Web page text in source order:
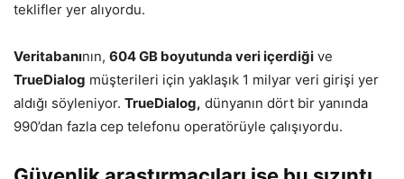
teklifler yer alıyordu.
Veritabanının, 604 GB boyutunda veri içerdiği ve
TrueDialog müşterileri için yaklaşık 1 milyar veri girişi yer
aldığı söyleniyor. TrueDialog, dünyanın dört bir yanında
990’dan fazla cep telefonu operatörüyle çalışıyordu.